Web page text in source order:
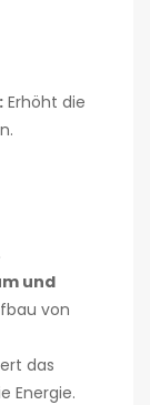
Erhöht die
und
von
das
Energie.